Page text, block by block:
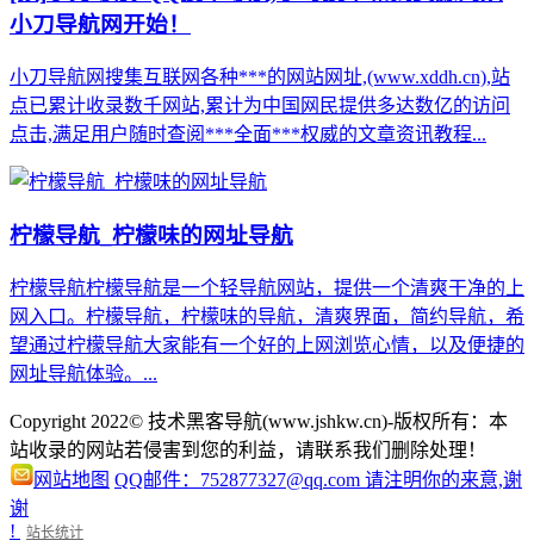
小刀导航网开始！
小刀导航网搜集互联网各种***的网站网址,(www.xddh.cn),站
点已累计收录数千网站,累计为中国网民提供多达数亿的访问
点击,满足用户随时查阅***全面***权威的文章资讯教程...
柠檬导航_柠檬味的网址导航
柠檬导航柠檬导航是一个轻导航网站，提供一个清爽干净的上
网入口。柠檬导航，柠檬味的导航，清爽界面，简约导航，希
望通过柠檬导航大家能有一个好的上网浏览心情，以及便捷的
网址导航体验。...
Copyright 2022© 技术黑客导航(www.jshkw.cn)-版权所有：本
站收录的网站若侵害到您的利益，请联系我们删除处理！
网站地图 QQ邮件：752877327@qq.com 请注明你的来意,谢
谢
!
站长统计